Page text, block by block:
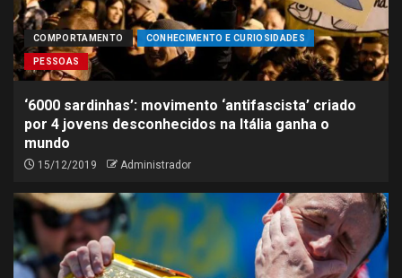
COMPORTAMENTO CONHECIMENTO E CURIOSIDADES
PESSOAS
‘6000 sardinhas’: movimento ‘antifascista’ criado
por 4 jovens desconhecidos na Itália ganha o
mundo
15/12/2019 Administrador